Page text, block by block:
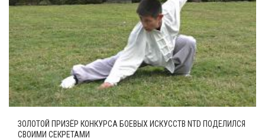
ЗОЛОТОЙ ПРИЗЁР КОНКУРСА БОЕВЫХ ИСКУССТВ NTD ПОДЕЛИЛСЯ
СВОИМИ СЕКРЕТАМИ